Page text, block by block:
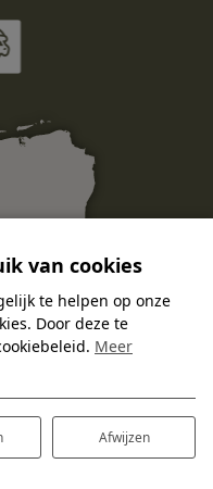
van cookies
te helpen op onze
Door deze te
Meer
Afwijzen